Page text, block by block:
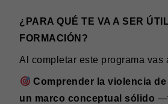
¿PARA QUÉ TE VA A SER
FORMACIÓN?
Al completar este programa vas
Comprender la violencia
un marco conceptual sólido